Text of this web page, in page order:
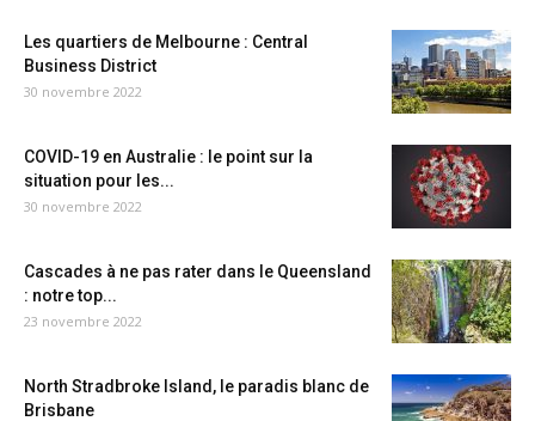
Les quartiers de Melbourne : Central
Business District
30 novembre 2022
COVID-19 en Australie : le point sur la
situation pour les...
30 novembre 2022
Cascades à ne pas rater dans le Queensland
: notre top...
23 novembre 2022
North Stradbroke Island, le paradis blanc de
Brisbane